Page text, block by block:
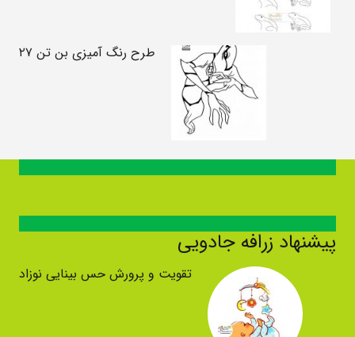
طرح رنگ آمیزی بن تن ۲۷
پیشنهاد زرافه جادویی
تقویت و پرورش حس بینایی نوزاد